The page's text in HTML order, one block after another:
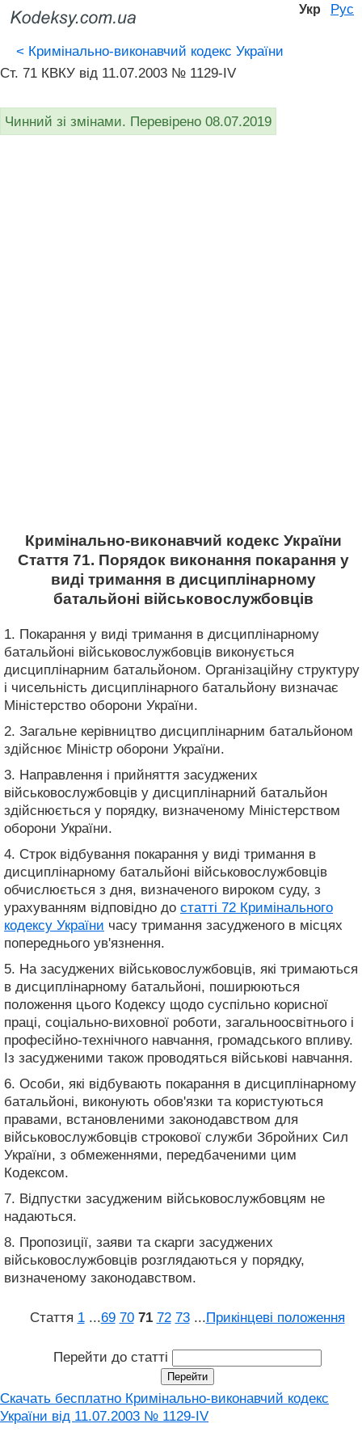
Укр Рус
< Кримінально-виконавчий кодекс України
Ст. 71 КВКУ від 11.07.2003 № 1129-IV
Чинний зі змінами. Перевірено 08.07.2019
Кримінально-виконавчий кодекс України
Стаття 71. Порядок виконання покарання у
виді тримання в дисциплінарному
батальйоні військовослужбовців
1. Покарання у виді тримання в дисциплінарному
батальйоні військовослужбовців виконується
дисциплінарним батальйоном. Організаційну структуру
і чисельність дисциплінарного батальйону визначає
Міністерство оборони України.
2. Загальне керівництво дисциплінарним батальйоном
здійснює Міністр оборони України.
3. Направлення і прийняття засуджених
військовослужбовців у дисциплінарний батальйон
здійснюється у порядку, визначеному Міністерством
оборони України.
4. Строк відбування покарання у виді тримання в
дисциплінарному батальйоні військовослужбовців
обчислюється з дня, визначеного вироком суду, з
урахуванням відповідно до статті 72 Кримінального
кодексу України часу тримання засудженого в місцях
попереднього ув'язнення.
5. На засуджених військовослужбовців, які тримаються
в дисциплінарному батальйоні, поширюються
положення цього Кодексу щодо суспільно корисної
праці, соціально-виховної роботи, загальноосвітнього і
професійно-технічного навчання, громадського впливу.
Із засудженими також проводяться військові навчання.
6. Особи, які відбувають покарання в дисциплінарному
батальйоні, виконують обов'язки та користуються
правами, встановленими законодавством для
військовослужбовців строкової служби Збройних Сил
України, з обмеженнями, передбаченими цим
Кодексом.
7. Відпустки засудженим військовослужбовцям не
надаються.
8. Пропозиції, заяви та скарги засуджених
військовослужбовців розглядаються у порядку,
визначеному законодавством.
Стаття 1 ...69 70 71 72 73 ...Прикінцеві положення
Перейти до статті
Скачать бесплатно Кримінально-виконавчий кодекс
України від 11.07.2003 № 1129-IV